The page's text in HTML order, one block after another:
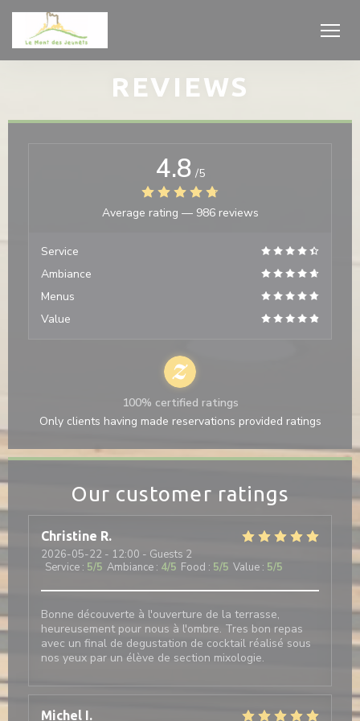
Personalizing your cookie choices
REVIEWS
Our customer ratings
Christine R
2026-05-22 - 12:00 - Guests 2
Service : 5/5 Ambiance : 4/5 Food : 5/5 Value : 5/5
Bonne découverte à l'ouverture de la terrasse,
heureusement pour nous à l'ombre. Tres bon repas
avec un final de degustation de cocktail réalisé sous
nos yeux par un élève de section mixologie.
Michel I
4.8 /5
Average rating — 986 reviews
Service
Ambiance
Menus
Value
100% certified ratings
Only clients having made reservations provided ratings